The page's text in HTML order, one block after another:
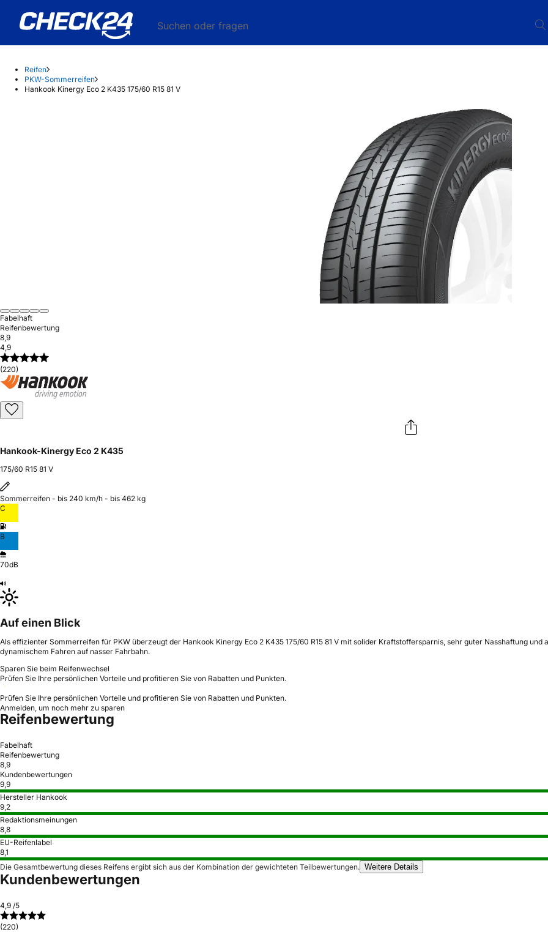
Suchen oder fragen
Reifen
PKW-Sommerreifen
Hankook Kinergy Eco 2 K435 175/60 R15 81 V
Fabelhaft
Reifenbewertung
8,9
4,9
(220)
Hankook-Kinergy Eco 2 K435
175/60 R15 81 V
Sommerreifen - bis 240 km/h - bis 462 kg
C
B
70dB
Auf einen Blick
Als effizienter Sommerreifen für PKW überzeugt der Hankook Kinergy Eco 2 K435 175/60 R15 81 V mit solider Kraftstoffersparnis, sehr guter Nasshaftung
dynamischem Fahren auf nasser Fahrbahn.
Sparen Sie beim Reifenwechsel
Prüfen Sie Ihre persönlichen Vorteile und profitieren Sie von Rabatten und Punkten.
Prüfen Sie Ihre persönlichen Vorteile und profitieren Sie von Rabatten und Punkten.
Anmelden, um noch mehr zu sparen
Reifenbewertung
Fabelhaft
Reifenbewertung
8,9
Kundenbewertungen
9,9
Hersteller Hankook
9,2
Redaktionsmeinungen
8,8
EU-Reifenlabel
8,1
Die Gesamtbewertung dieses Reifens ergibt sich aus der Kombination der gewichteten Teilbewertungen. Weitere Details
Kundenbewertungen
4,9 /5
(220)